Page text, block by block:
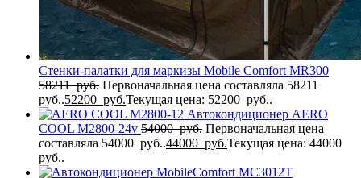
Стенки-палатки для маркизы Mobile Comfort MR300
58211руб. Первоначальная цена составляла 58211
руб..52200 руб.Текущая цена: 52200 руб..
Автокондиционер AERO
COOL M2800-24v 54000руб. Первоначальная цена
составляла 54000 руб..44000 руб.Текущая цена: 44000
руб..